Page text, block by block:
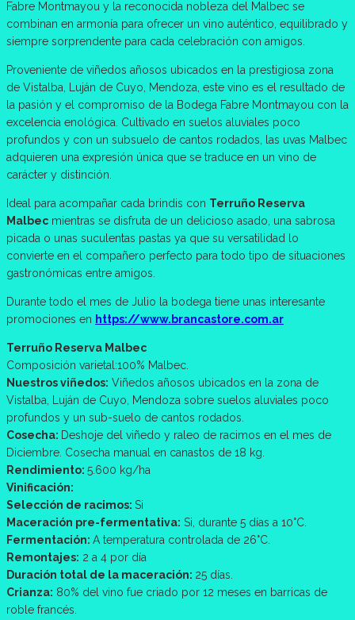
Fabre Montmayou y la reconocida nobleza del Malbec se
combinan en armonía para ofrecer un vino auténtico, equilibrado y
siempre sorprendente para cada celebración con amigos.
Proveniente de viñedos añosos ubicados en la prestigiosa zona
de Vistalba, Luján de Cuyo, Mendoza, este vino es el resultado de
la pasión y el compromiso de la Bodega Fabre Montmayou con la
excelencia enológica. Cultivado en suelos aluviales poco
profundos y con un subsuelo de cantos rodados, las uvas Malbec
adquieren una expresión única que se traduce en un vino de
carácter y distinción.
Ideal para acompañar cada brindis con Terruño Reserva
Malbec mientras se disfruta de un delicioso asado, una sabrosa
picada o unas suculentas pastas ya que su versatilidad lo
convierte en el compañero perfecto para todo tipo de situaciones
gastronómicas entre amigos.
Durante todo el mes de Julio la bodega tiene unas interesante
promociones en https://www.brancastore.com.ar
Terruño Reserva Malbec
Composición varietal:100% Malbec.
Nuestros viñedos: Viñedos añosos ubicados en la zona de
Vistalba, Luján de Cuyo, Mendoza sobre suelos aluviales poco
profundos y un sub-suelo de cantos rodados.
Cosecha: Deshoje del viñedo y raleo de racimos en el mes de
Diciembre. Cosecha manual en canastos de 18 kg.
Rendimiento: 5.600 kg/ha
Vinificación:
Selección de racimos: Si
Maceración pre-fermentativa: Si, durante 5 días a 10°C.
Fermentación: A temperatura controlada de 26°C.
Remontajes: 2 a 4 por día
Duración total de la maceración: 25 días.
Crianza: 80% del vino fue criado por 12 meses en barricas de
roble francés.